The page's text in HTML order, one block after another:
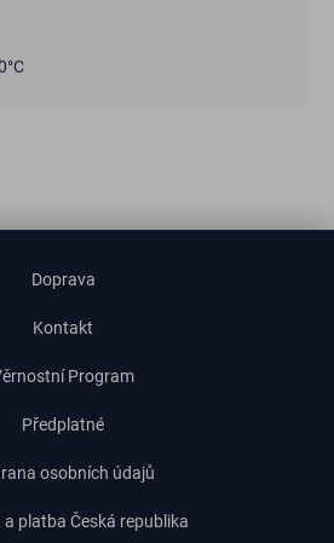
Doprava
Kontakt
Program
Předplatné
osobních údajů
a platba Česká republika